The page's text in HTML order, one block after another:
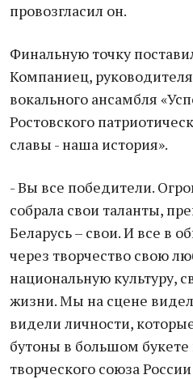
провозгласил он.
Финальную точку
Компаниец,
вокального ансамбля
Ростовского
славы - наша история».
- Вы все победители.
собрала свои таланты,
Беларусь – свои. И все в
через творчество свою
национальную культуру,
жизни. Мы на сцене
видели личности,
бутоны в большом
творческого союза